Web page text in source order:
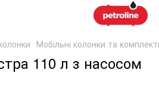
Мобільні колонки та
110 л з насосом